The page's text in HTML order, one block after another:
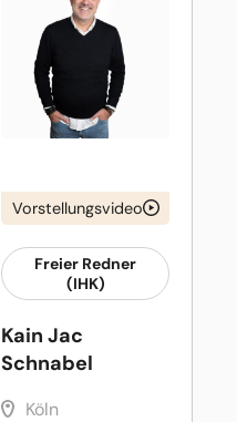
Vorstellungsvideo
Freier Redner
(IHK)
Kain Jac
Schnabel
Köln